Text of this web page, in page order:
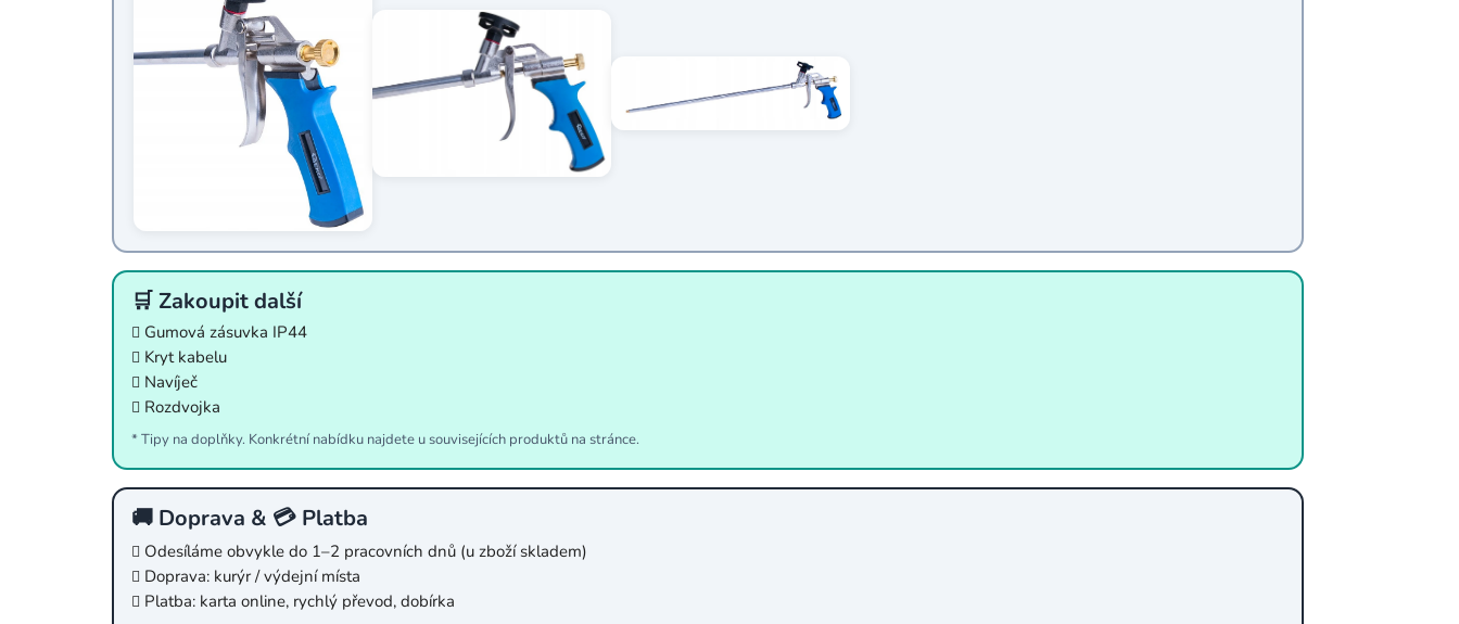
🛒 Zakoupit další
Gumová zásuvka IP44
Kryt kabelu
Navíječ
Rozdvojka
* Tipy na doplňky. Konkrétní nabídku najdete u souvisejících produktů na stránce.
🚚 Doprava & 💳 Platba
Odesíláme obvykle do 1–2 pracovních dnů (u zboží skladem)
Doprava: kurýr / výdejní místa
Platba: karta online, rychlý převod, dobírka